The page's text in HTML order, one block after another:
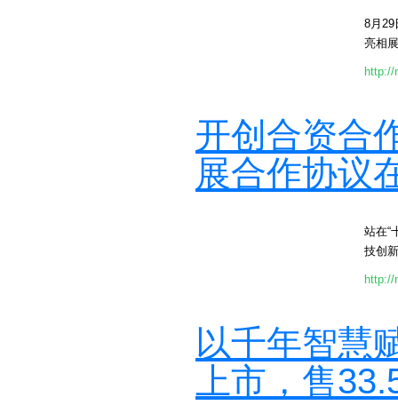
8月29
亮相
http://
开创合资合
展合作协议
站在“
技创
http://
以千年智慧
上市，售